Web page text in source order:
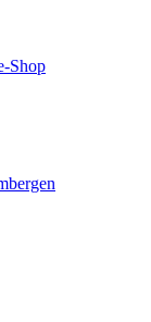
Shop